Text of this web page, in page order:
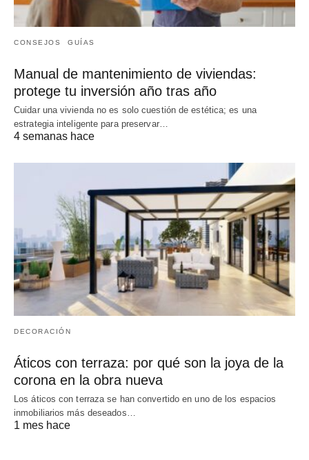
CONSEJOS GUÍAS
Manual de mantenimiento de viviendas:
protege tu inversión año tras año
Cuidar una vivienda no es solo cuestión de estética; es una
estrategia inteligente para preservar…
4 semanas hace
DECORACIÓN
Áticos con terraza: por qué son la joya de la
corona en la obra nueva
Los áticos con terraza se han convertido en uno de los espacios
inmobiliarios más deseados…
1 mes hace